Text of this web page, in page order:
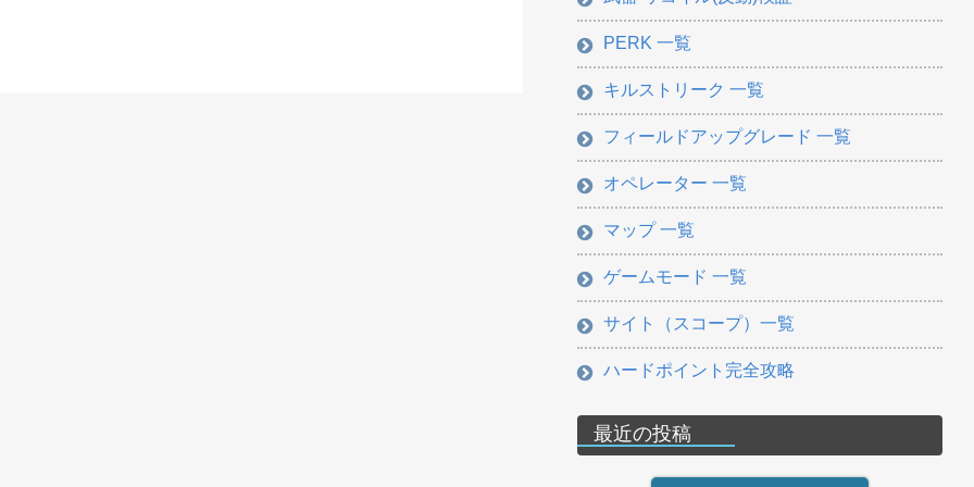
PERK 一覧
キルストリーク 一覧
フィールドアップグレード 一覧
オペレーター 一覧
マップ 一覧
ゲームモード 一覧
サイト（スコープ）一覧
ハードポイント完全攻略
最近の投稿